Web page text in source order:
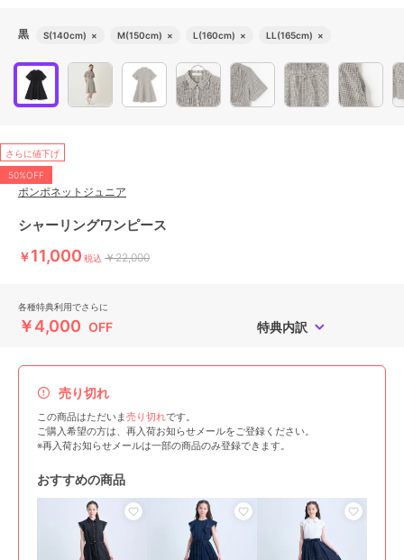
黒 S(140cm) × M(150cm) × L(160cm) × LL(165cm) ×
さらに値下げ
50%OFF
ポンポネットジュニア
シャーリングワンピース
￥11,000 税込 ￥22,000
各種特典利用でさらに
￥4,000 OFF 特典内訳
売り切れ
この商品はただいま売り切れです。
ご購入希望の方は、再入荷お知らせメールをご登録ください。
※再入荷お知らせメールは一部の商品のみ登録できます。
おすすめの商品